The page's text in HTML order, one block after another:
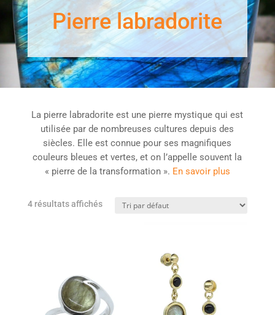
Pierre labradorite
La pierre labradorite est une pierre mystique qui est
utilisée par de nombreuses cultures depuis des
siècles. Elle est connue pour ses magnifiques
couleurs bleues et vertes, et on l’appelle souvent la
« pierre de la transformation ». En savoir plus
4 résultats affichés